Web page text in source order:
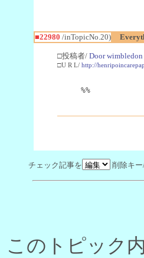
■22980 /inTopicNo.20)
□投稿者/ Door wimbledon
□U R L/ http://
%%
チェック記事を 削除キ
このトピック